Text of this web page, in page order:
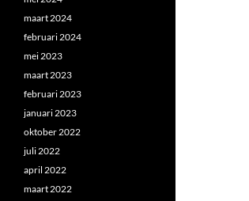
maart 2024
februari 2024
mei 2023
maart 2023
februari 2023
januari 2023
oktober 2022
juli 2022
april 2022
maart 2022